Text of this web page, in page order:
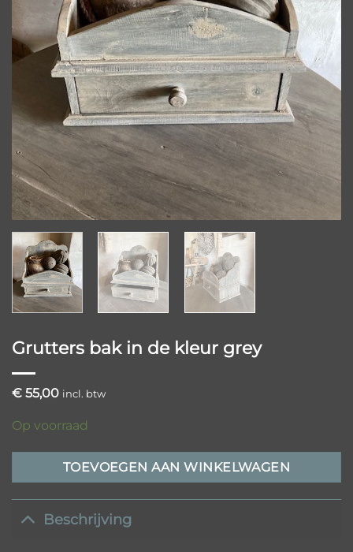
Grutters bak in de kleur grey
€ 55,00 incl. btw
Op voorraad
TOEVOEGEN AAN WINKELWAGEN
Beschrijving